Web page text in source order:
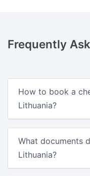
Frequently
How to book a
Lithuania?
What documents
Lithuania?